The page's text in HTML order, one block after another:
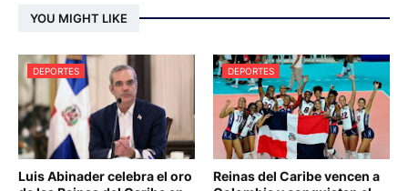
YOU MIGHT LIKE
DEPORTES
Luis Abinader celebra el oro
DEPORTES
Reinas del Caribe vencen a